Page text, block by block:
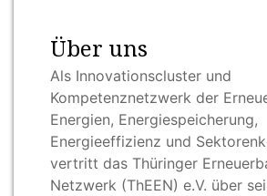
Über uns
Als Innovationscluster und
Kompetenznetzwerk der
Energien, Energiespeicherung,
Energieeffizienz und
vertritt das Thüringer
Netzwerk (ThEEN) e.V. über